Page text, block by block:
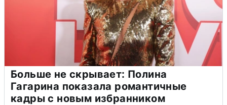
Больше не скрывает: Полина
Гагарина показала романтичные
кадры с новым избранником